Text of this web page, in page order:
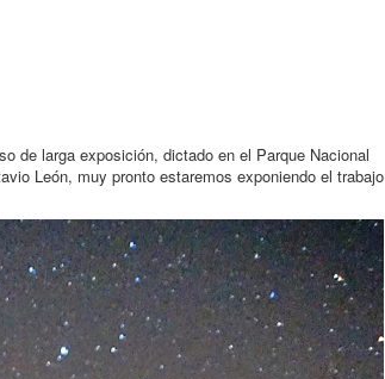
de larga exposición, dictado en el Parque Nacional
León, muy pronto estaremos exponiendo el trabajo